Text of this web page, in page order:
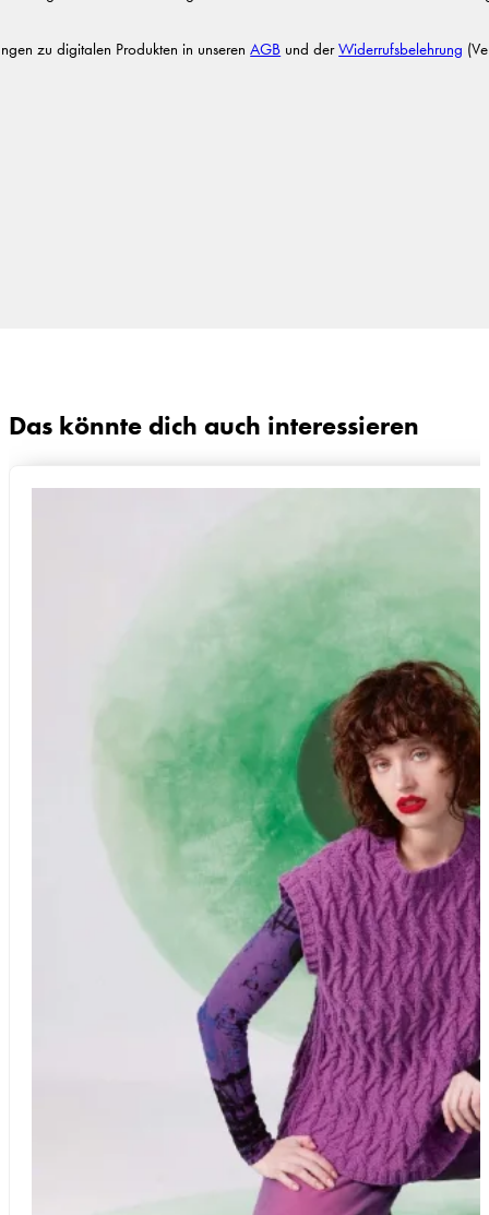
zu digitalen Produkten in unserenAGB und derWiderrufsbelehrung
Das könnte dich auch interessieren
Anleitung in Größen
S/M, L/XL
Stil
mit Armausschnitt
Schwierigkeit
schwer